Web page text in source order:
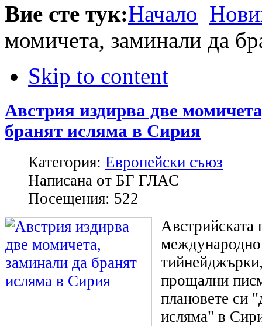
Вие сте тук:Начало
момичета, заминали да
Skip to content
Австрия издирва две
бранят исляма в Сирия
Категория: Европейски съюз
Написана от БГ ГЛАС
Посещения: 522
Австрийската
прощални
плановете си
исляма" в